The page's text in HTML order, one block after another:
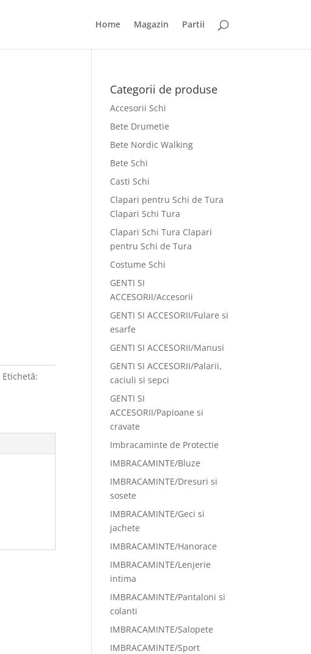
Home Magazin Partii
Etichetă:
Categorii de produse
Accesorii Schi
Bete Drumetie
Bete Nordic Walking
Bete Schi
Casti Schi
Clapari pentru Schi de Tura
Clapari Schi Tura
Clapari Schi Tura Clapari
pentru Schi de Tura
Costume Schi
GENTI SI
ACCESORII/Accesorii
GENTI SI ACCESORII/Fulare si
esarfe
GENTI SI ACCESORII/Manusi
GENTI SI ACCESORII/Palarii,
caciuli si sepci
GENTI SI
ACCESORII/Papioane si
cravate
Imbracaminte de Protectie
IMBRACAMINTE/Bluze
IMBRACAMINTE/Dresuri si
sosete
IMBRACAMINTE/Geci si
jachete
IMBRACAMINTE/Hanorace
IMBRACAMINTE/Lenjerie
intima
IMBRACAMINTE/Pantaloni si
colanti
IMBRACAMINTE/Salopete
IMBRACAMINTE/Sport